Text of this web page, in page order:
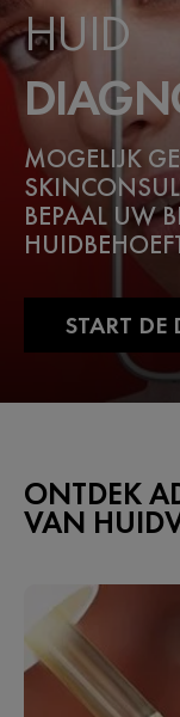
HUID
MOGELIJK
BEPAAL UW
START DE
ONTDEK
VAN